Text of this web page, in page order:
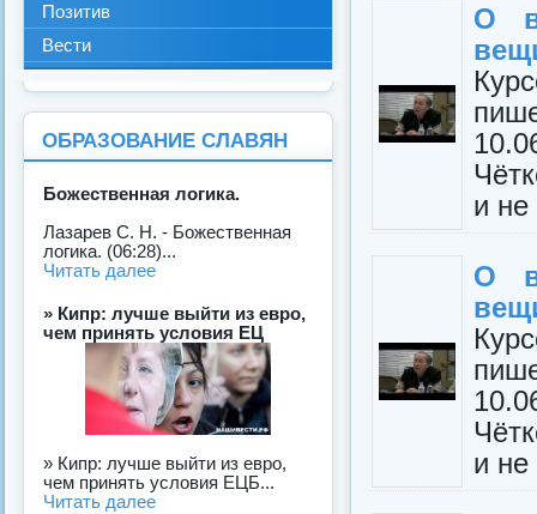
О
и не
О
и не
Позитив
Вести
ОБРАЗОВАНИЕ СЛАВЯН
Божественная логика.
Лазарев С. Н. - Божественная
логика. (06:28)...
Читать далее
» Кипр: лучше выйти из евро,
чем принять условия ЕЦ
» Кипр: лучше выйти из евро,
чем принять условия ЕЦБ...
Читать далее